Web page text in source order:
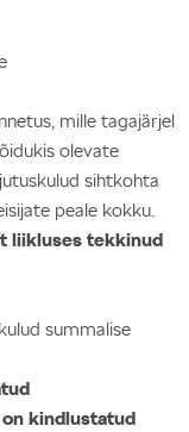
mille tagajärjel
olevate
sihtkohta
peale kokku.
liikluses tekkinud
summalise
kindlustatud